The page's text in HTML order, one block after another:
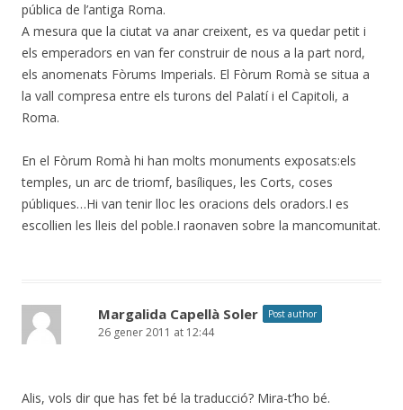
pública de l’antiga Roma.
A mesura que la ciutat va anar creixent, es va quedar petit i
els emperadors en van fer construir de nous a la part nord,
els anomenats Fòrums Imperials. El Fòrum Romà se situa a
la vall compresa entre els turons del Palatí i el Capitoli, a
Roma.
En el Fòrum Romà hi han molts monuments exposats:els
temples, un arc de triomf, basíliques, les Corts, coses
públiques…Hi van tenir lloc les oracions dels oradors.I es
escollien les lleis del poble.I raonaven sobre la mancomunitat.
Margalida Capellà Soler Post author
26 gener 2011 at 12:44
Alis, vols dir que has fet bé la traducció? Mira-t’ho bé.